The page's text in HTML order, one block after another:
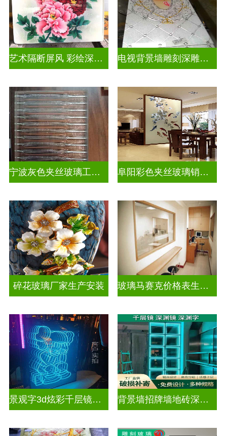
艺术隔断屏风 彩绘深雕浮雕玻璃 电视背景墙雕刻深雕双面效果
宁波灰色夹丝玻璃工厂招聘 阜阳彩色夹丝玻璃销售电话
碎花玻璃厂家生产安装 玻璃马赛克价格表生产电话
景观字3d炫彩千层镜深渊镜 背景墙招牌墙地砖深渊镜千层镜